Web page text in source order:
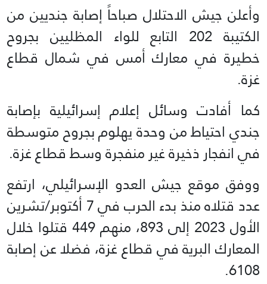
وأعلن جيش الاحتلال صباحاً إصابة جنديين من
الكتيبة 202 التابع للواء المظليين بجروح
خطيرة في معارك أمس في شمال قطاع
غزة.
كما أفادت وسائل إعلام إسرائيلية بإصابة
جندي احتياط من وحدة يهلوم بجروح متوسطة
في انفجار ذخيرة غير منفجرة وسط قطاع غزة.
ووفق موقع جيش العدو الإسرائيلي، ارتفع
عدد قتلاه منذ بدء الحرب في 7 أكتوبر/تشرين
الأول 2023 إلى 893، منهم 449 قتلوا خلال
المعارك البرية في قطاع غزة، فضلا عن إصابة
6108.